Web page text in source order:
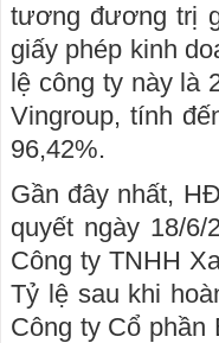
tương đương trị
giấy phép kinh
lệ công ty này là
Vingroup, tính
96,42%.
Gần đây nhất,
quyết ngày 18/
Công ty TNHH
Tỷ lệ sau khi
Công ty Cổ phần